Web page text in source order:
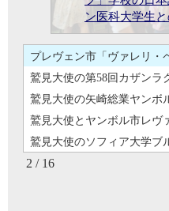
催
ン医科大学生
ラの女王コンテ
訪問
キ市長との面談
支部視察
市長代行との
鷲見大使の
鷲見大使の海
ティモフ社長
鷲見大使に
問
スキ学校訪問
査施設の完成
（Tri-Wall）訪
市長代行との
鷲見大使とプロヴディフ市
第3回すしカップ・ブルガ
鷲見大使の矢崎総業ヤンボ
鷲見大使とヤンボル市レヴ
鷲見大使のソフィア大学ブ
鷲見大使とブルガス市バル
2 / 16